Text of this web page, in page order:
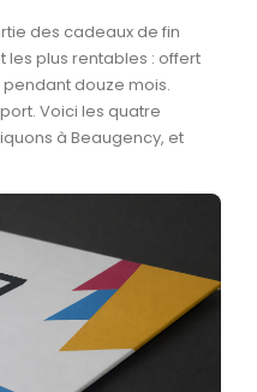
des cadeaux de fin
plus rentables : offert
douze mois.
Voici les quatre
à Beaugency, et